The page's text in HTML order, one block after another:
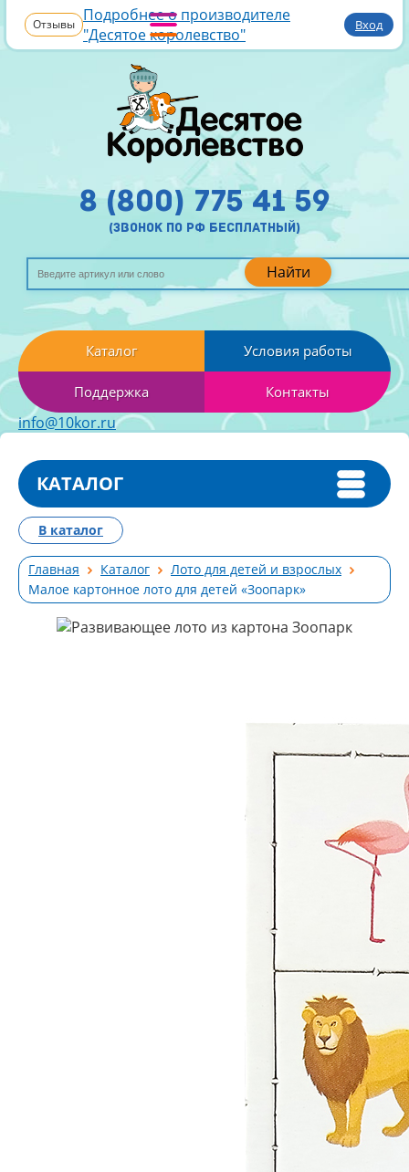
Отзывы Подробнее о производителе
"Десятое королевство"
Вход
Найти
8 (800) 775 41 59
(звонок по рф бесплатный)
Каталог Условия работы
Поддержка Контакты
info@10kor.ru
КАТАЛОГ
Главная Каталог
Лото для детей и взрослых
Малое картонное лото для детей «Зоопарк»
В каталог